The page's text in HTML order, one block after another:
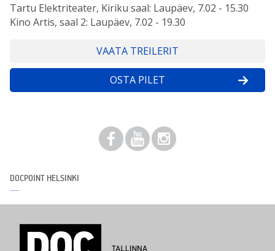
Tartu Elektriteater, Kiriku saal: Laupäev, 7.02 - 15.30
Kino Artis, saal 2: Laupäev, 7.02 - 19.30
VAATA TREILERIT
OSTA PILET
DOCPOINT HELSINKI